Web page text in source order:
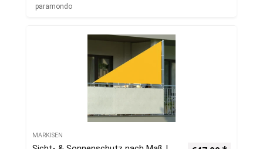
paramondo
MARKISEN